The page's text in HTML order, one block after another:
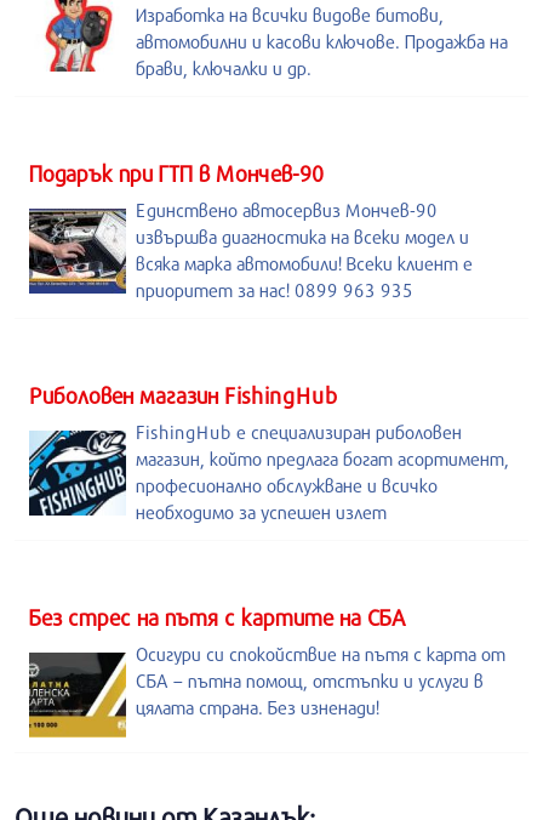
Изработка на всички видове битови,
автомобилни и касови ключове. Продажба на
брави, ключалки и др.
Подарък при ГТП в Мончев-90
Единствено автосервиз Мончев-90
извършва диагностика на всеки модел и
всяка марка автомобили! Всеки клиент е
приоритет за нас! 0899 963 935
Риболовен магазин FishingHub
FishingHub е специализиран риболовен
магазин, който предлага богат асортимент,
професионално обслужване и всичко
необходимо за успешен излет
Без стрес на пътя с картите на СБА
Осигури си спокойствие на пътя с карта от
СБА – пътна помощ, отстъпки и услуги в
цялата страна. Без изненади!